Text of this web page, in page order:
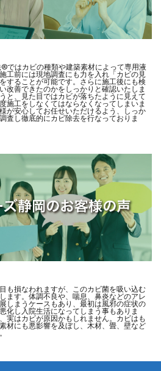
ではカビの種類や建築素材によって専用液
工前には現地調査にも力を入れ「カビの見
することが可能です。さらに施工後にも検
改善できたのかをしっかりと確認いたしま
と、見た目ではカビが落ちたように見えて
施工をしなくてはならなくなってしまいま
が安心してお任せいただけるよう、しっか
査し徹底的にカビ除去を行なっておりま
も損なわれますが、このカビ菌を吸い込む
ます。体調不良や、喘息、鼻炎などのアレ
しまうケースもあり、最初は風邪の症状の
化し入院生活になってしまう事もありま
実はカビが原因かもしれません。カビはも
材にも悪影響を及ぼし、木材、畳、壁など